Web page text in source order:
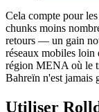
Cela compte pour
chunks moins
retours — un gain
réseaux mobiles loin
région MENA où le
Bahreïn n'est jamais
Utiliser